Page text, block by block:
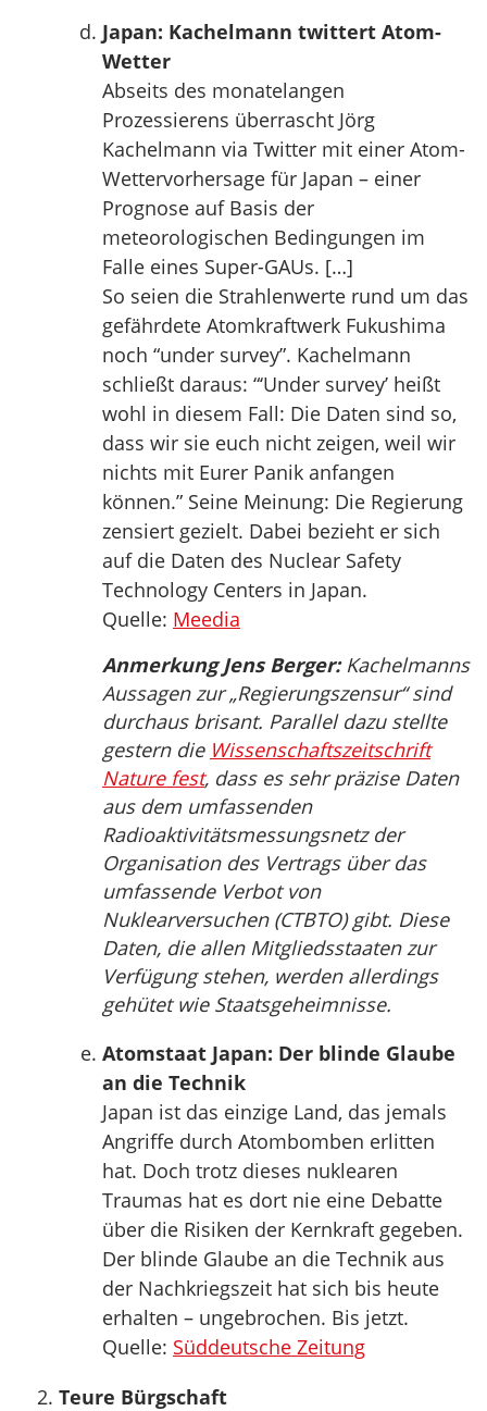
Japan: Kachelmann twittert Atom-
Wetter
Abseits des monatelangen
Prozessierens überrascht Jörg
Kachelmann via Twitter mit einer Atom-
Wettervorhersage für Japan – einer
Prognose auf Basis der
meteorologischen Bedingungen im
Falle eines Super-GAUs. […]
So seien die Strahlenwerte rund um das
gefährdete Atomkraftwerk Fukushima
noch “under survey”. Kachelmann
schließt daraus: “‘Under survey’ heißt
wohl in diesem Fall: Die Daten sind so,
dass wir sie euch nicht zeigen, weil wir
nichts mit Eurer Panik anfangen
können.” Seine Meinung: Die Regierung
zensiert gezielt. Dabei bezieht er sich
auf die Daten des Nuclear Safety
Technology Centers in Japan.
Quelle: Meedia
Anmerkung Jens Berger:Kachelmanns
Aussagen zur „Regierungszensur“ sind
durchaus brisant. Parallel dazu stellte
gestern die Wissenschaftszeitschrift
Nature fest, dass es sehr präzise Daten
aus dem umfassenden
Radioaktivitätsmessungsnetz der
Organisation des Vertrags über das
umfassende Verbot von
Nuklearversuchen (CTBTO) gibt. Diese
Daten, die allen Mitgliedsstaaten zur
Verfügung stehen, werden allerdings
gehütet wie Staatsgeheimnisse.
Atomstaat Japan: Der blinde Glaube
an die Technik
Japan ist das einzige Land, das jemals
Angriffe durch Atombomben erlitten
hat. Doch trotz dieses nuklearen
Traumas hat es dort nie eine Debatte
über die Risiken der Kernkraft gegeben.
Der blinde Glaube an die Technik aus
der Nachkriegszeit hat sich bis heute
erhalten – ungebrochen. Bis jetzt.
Quelle: Süddeutsche Zeitung
Teure Bürgschaft